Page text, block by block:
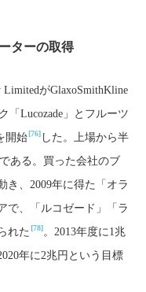
ターの取得
LimitedがGlaxoSmithKline
「Lucozade」とフルーツ
開始 [76] した。上場から半
である。買った会社のブ
き、2009年に得た「オラ
で、「ルコゼード」「ラ
れた [78]。2013年度に1兆
年に2兆円という目標